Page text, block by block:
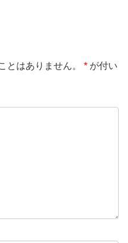
とはありません。 * が付い